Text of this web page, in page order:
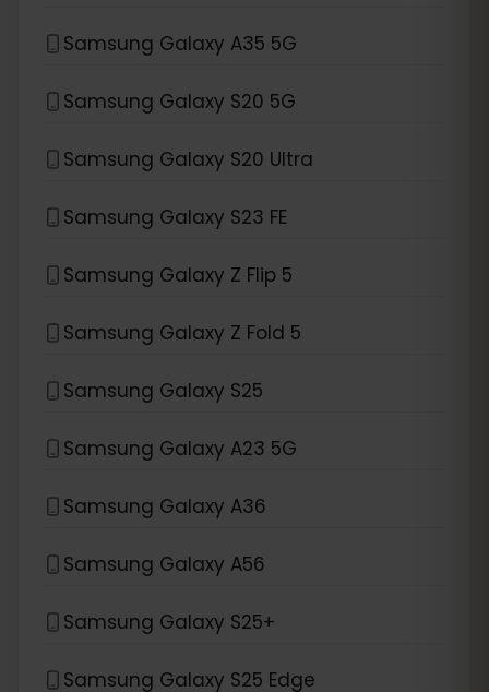
Samsung Galaxy A35 5G
Samsung Galaxy S20 5G
Samsung Galaxy S20 Ultra
Samsung Galaxy S23 FE
Samsung Galaxy Z Flip 5
Samsung Galaxy Z Fold 5
Samsung Galaxy S25
Samsung Galaxy A23 5G
Samsung Galaxy A36
Samsung Galaxy A56
Samsung Galaxy S25+
Samsung Galaxy S25 Edge